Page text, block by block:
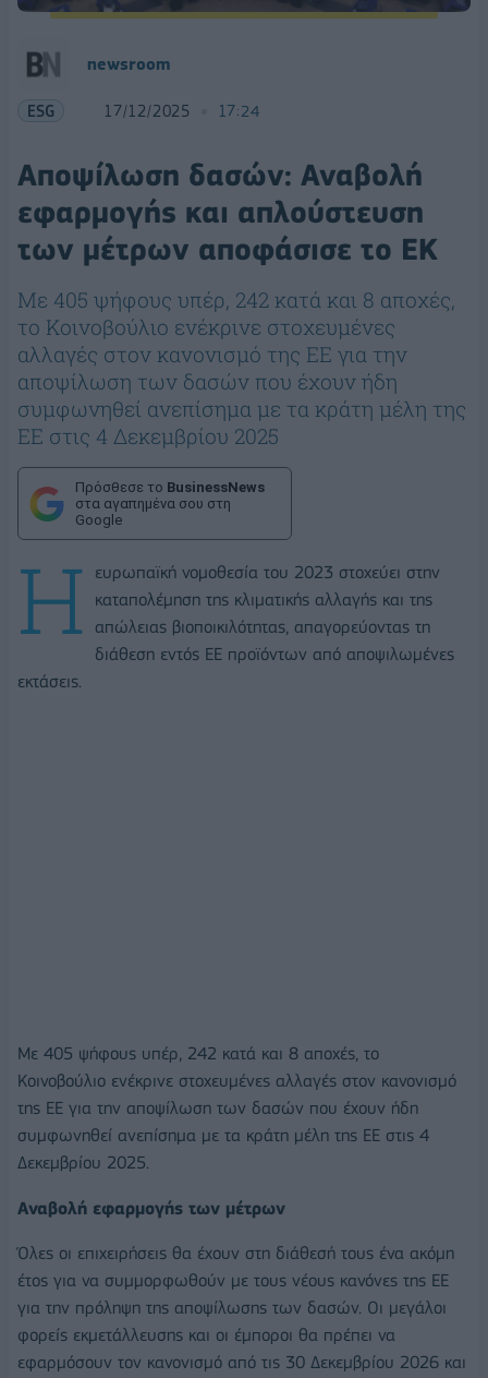
newsroom
ESG 17/12/2025 17:24
Αποψίλωση δασών: Αναβολή
εφαρμογής και απλούστευση
των μέτρων αποφάσισε το ΕΚ
Με 405 ψήφους υπέρ, 242 κατά και 8 αποχές,
το Κοινοβούλιο ενέκρινε στοχευμένες
αλλαγές στον κανονισμό της ΕΕ για την
αποψίλωση των δασών που έχουν ήδη
συμφωνηθεί ανεπίσημα με τα κράτη μέλη της
ΕΕ στις 4 Δεκεμβρίου 2025
Πρόσθεσε το BusinessNews
στα αγαπημένα σου στη
Google
Η
ευρωπαϊκή νομοθεσία του 2023 στοχεύει στην
καταπολέμηση της κλιματικής αλλαγής και της
απώλειας βιοποικιλότητας, απαγορεύοντας τη
διάθεση εντός ΕΕ προϊόντων από αποψιλωμένες
εκτάσεις.
Με 405 ψήφους υπέρ, 242 κατά και 8 αποχές, το
Κοινοβούλιο ενέκρινε στοχευμένες αλλαγές στον κανονισμό
της ΕΕ για την αποψίλωση των δασών που έχουν ήδη
συμφωνηθεί ανεπίσημα με τα κράτη μέλη της ΕΕ στις 4
Δεκεμβρίου 2025.
Αναβολή εφαρμογής των μέτρων
Όλες οι επιχειρήσεις θα έχουν στη διάθεσή τους ένα ακόμη
έτος για να συμμορφωθούν με τους νέους κανόνες της ΕΕ
για την πρόληψη της αποψίλωσης των δασών. Οι μεγάλοι
φορείς εκμετάλλευσης και οι έμποροι θα πρέπει να
εφαρμόσουν τον κανονισμό από τις 30 Δεκεμβρίου 2026 και